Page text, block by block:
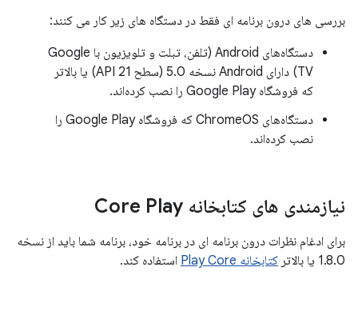
بررسی های درون برنامه ای فقط در دستگاه های زیر کار می کنند:
دستگاه‌های Android (تلفن، تبلت و تلویزیون با Google
TV) دارای Android نسخه 5.0 (سطح API 21) یا بالاتر
که فروشگاه Google Play را نصب کرده‌اند.
دستگاه‌های ChromeOS که فروشگاه Google Play را
نصب کرده‌اند.
نیازمندی های کتابخانه Core Play
برای ادغام نظرات درون برنامه ای در برنامه خود، برنامه شما باید از نسخه
1.8.0 یا بالاتر
کتابخانه Play Core استفاده کند.